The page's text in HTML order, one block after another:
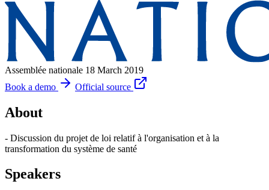
Assemblée nationale 18 March 2019
Book a demo
Official source
About
- Discussion du projet de loi relatif à l'organisation et à la
transformation du système de santé
Speakers